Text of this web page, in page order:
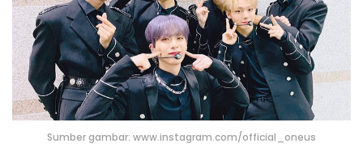
Sumber gambar: www.instagram.com/official_oneus